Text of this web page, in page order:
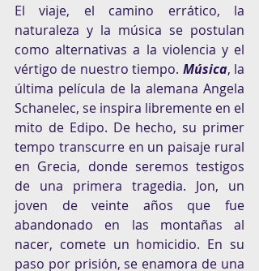
El viaje, el camino errático, la
naturaleza y la música se postulan
como alternativas a la violencia y el
vértigo de nuestro tiempo. Música, la
última película de la alemana Angela
Schanelec, se inspira libremente en el
mito de Edipo. De hecho, su primer
tempo transcurre en un paisaje rural
en Grecia, donde seremos testigos
de una primera tragedia. Jon, un
joven de veinte años que fue
abandonado en las montañas al
nacer, comete un homicidio. En su
paso por prisión, se enamora de una